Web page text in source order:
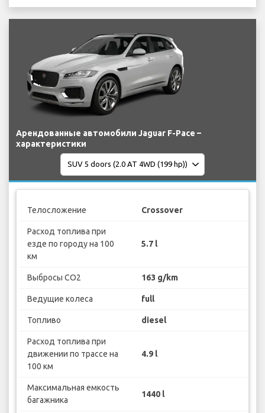
Арендованные автомобили Jaguar F-Pace –
характеристики
Телосложение Crossover
Расход топлива при
езде по городу на 100
км
5.7 l
Выбросы CO2 163 g/km
Ведущие колеса full
Топливо diesel
Расход топлива при
движении по трассе на
100 км
4.9 l
Максимальная емкость
багажника
1440 l